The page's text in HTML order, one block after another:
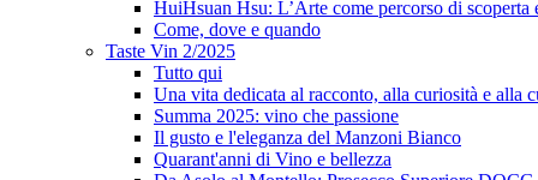
HuiHsuan Hsu: L’Arte come percorso di scoperta
Come, dove e quando
Taste Vin 2/2025
Tutto qui
Una vita dedicata al racconto, alla curiosità e alla
Summa 2025: vino che passione
Il gusto e l'eleganza del Manzoni Bianco
Quarant'anni di Vino e bellezza